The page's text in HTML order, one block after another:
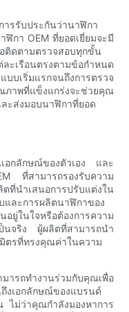
รรับประกันว่านาฬิกา
กา OEM ที่ยอดเยี่ยมจะมี
ติดตามตรวจสอบทุกขั้น
ะเรือนตรงตามข้อกำหนด
เริ่มแรกจนถึงการตรวจ
าพที่แข็งแกร่งจะช่วยคุณ
ะส่งมอบนาฬิกาที่ยอด
อกลักษณ์ของตัวเอง และ
ที่สามารถรองรับความ
นำเสนอการปรับแต่งใน
และการผลิตนาฬิกาของ
ในใจหรือต้องการความ
นจริง ผู้ผลิตที่สามารถนำ
ตรที่ทรงคุณค่าในความ
รถทำงานร่วมกับคุณเพื่อ
งเอกลักษณ์ของแบรนด์
ไม่ว่าคุณกำลังมองหาการ